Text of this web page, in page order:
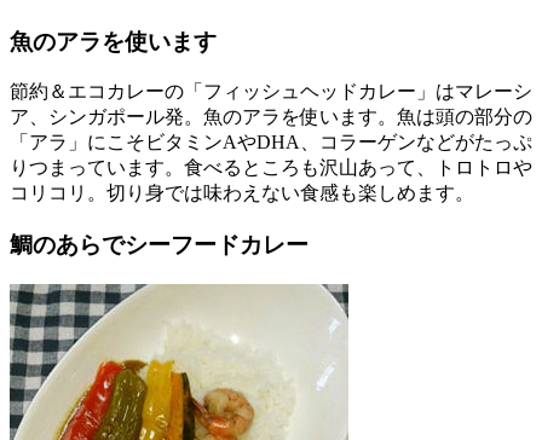
魚のアラを使います
節約＆エコカレーの「フィッシュヘッドカレー」はマレーシ
ア、シンガポール発。魚のアラを使います。魚は頭の部分の
「アラ」にこそビタミンAやDHA、コラーゲンなどがたっぷ
りつまっています。食べるところも沢山あって、トロトロや
コリコリ。切り身では味わえない食感も楽しめます。
鯛のあらでシーフードカレー